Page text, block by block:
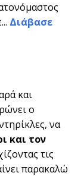
Διάβασε
και
ο
να
και τον
τις
παρακαλώ